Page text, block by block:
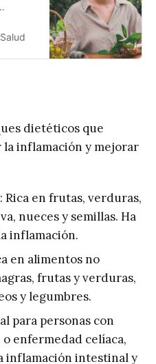
dietéticos que
inflamación y mejorar
: Rica en frutas, verduras,
nueces y semillas. Ha
inflamación.
en alimentos no
frutas y verduras,
y legumbres.
para personas con
enfermedad celíaca,
inflamación intestinal y